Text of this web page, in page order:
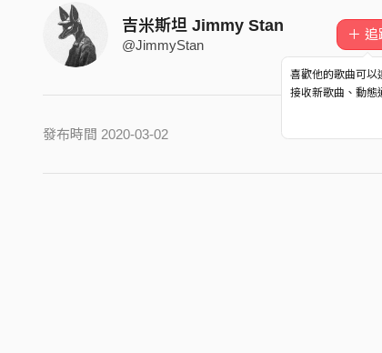
吉米斯坦 Jimmy Stan
@JimmyStan
＋ 追
喜歡他的歌曲可以
接收新歌曲、動態
發布時間 2020-03-02